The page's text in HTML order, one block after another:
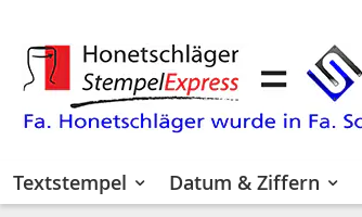
Zum
Inhalt
springen
Textstempel Datum & Ziffern